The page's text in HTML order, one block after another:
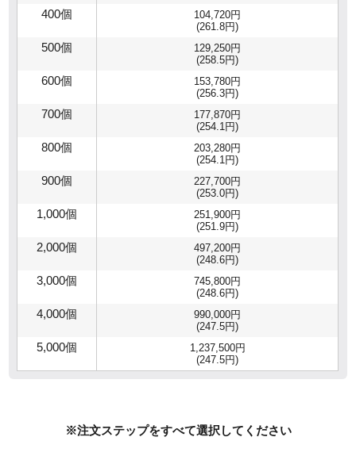
400個
104,720円
(261.8円)
500個
129,250円
(258.5円)
600個
153,780円
(256.3円)
700個
177,870円
(254.1円)
800個
203,280円
(254.1円)
900個
227,700円
(253.0円)
1,000個
251,900円
(251.9円)
2,000個
497,200円
(248.6円)
3,000個
745,800円
(248.6円)
4,000個
990,000円
(247.5円)
5,000個
1,237,500円
(247.5円)
※注文ステップをすべて選択してください